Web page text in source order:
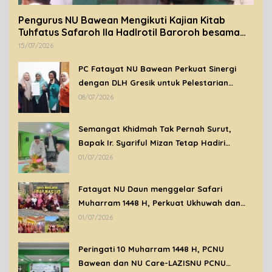
Pengurus NU Bawean Mengikuti Kajian Kitab
Tuhfatus Safaroh Ila Hadlrotil Baroroh besama
Syeikh Rohimuddin Nawawi Al-Bantani.
15/07/2026
PC Fatayat NU Bawean Perkuat Sinergi
dengan DLH Gresik untuk Pelestarian
Lingkungan di Bawean
08/07/2026
Semangat Khidmah Tak Pernah Surut,
Bapak Ir. Syariful Mizan Tetap Hadiri
Peringatan Tahun Baru Islam 1448 H di
01/07/2026
Fatayat NU Daun menggelar Safari
Muharram 1448 H, Perkuat Ukhuwah dan
Syiar Islam Melalui Ziarah Wali
01/07/2026
Peringati 10 Muharram 1448 H, PCNU
Bawean dan NU Care-LAZISNU PCNU